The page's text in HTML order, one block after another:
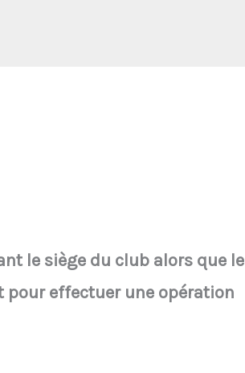
le siège du club alors que le
effectuer une opération